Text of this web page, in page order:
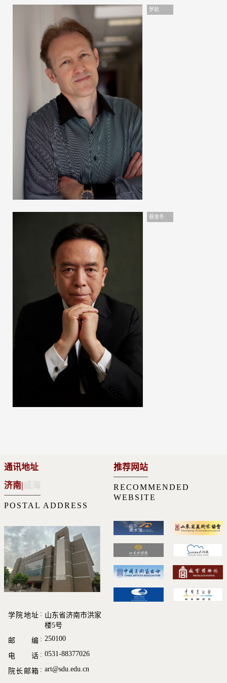
罗航
蔡金冬
通讯地址
济南|
POSTAL ADDRESS
学院地址
山东省济南市洪家
楼5号
邮 编
250100
电 话 0531-88377026
院长邮箱 art@sdu.edu.cn
推荐网站
RECOMMENDED
WEBSITE